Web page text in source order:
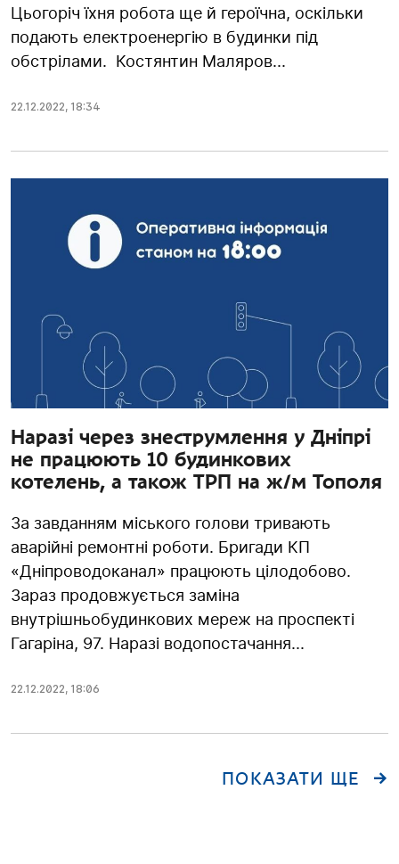
Цьогоріч їхня робота ще й героїчна, оскільки
подають електроенергію в будинки під
обстрілами. Костянтин Маляров...
22.12.2022, 18:34
Наразі через знеструмлення у Дніпрі
не працюють 10 будинкових
котелень, а також ТРП на ж/м Тополя
За завданням міського голови тривають
аварійні ремонтні роботи. Бригади КП
«Дніпроводоканал» працюють цілодобово.
Зараз продовжується заміна
внутрішньобудинкових мереж на проспекті
Гагаріна, 97. Наразі водопостачання...
22.12.2022, 18:06
ПОКАЗАТИ ЩЕ